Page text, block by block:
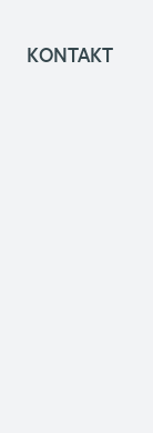
KONTAKT